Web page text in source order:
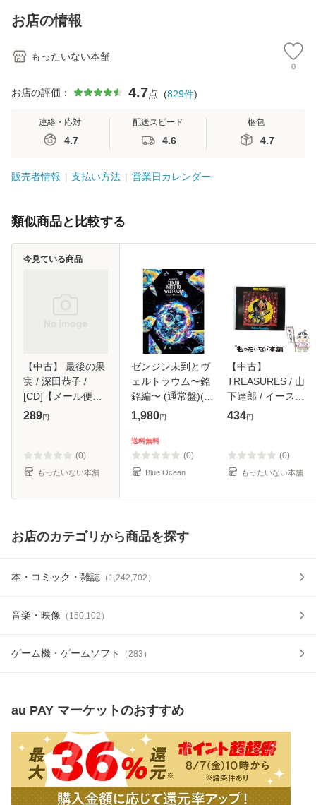
お店の情報
もったいない本舗
0
お店の評価： 4.7点 (829件)
連絡・応対
4.7
配送スピード
4.6
梱包
4.7
販売者情報 支払い方法 営業日カレンダー
類似商品と比較する
【中古】 最後の果
実 / 深田恭子 /
[CD]【メール便送
料無料】
289円
(0)
もったいない本舗
今見ている商品
ゼンジン未到とヴ
ェルトラウム〜銘
銘編〜 (通常盤)(2
枚組) [DVD]
1,980円
送料無料
(0)
Blue Ocean
【中古】
TREASURES / 山
下達郎 / イースト
ウエスト・ジャパ
434円
(0)
もったいない本舗
お店のカテゴリから商品を探す
本・コミック・雑誌 （ 1,242,702 ）
音楽・映像 （ 150,102 ）
ゲーム機・ゲームソフト （283 ）
au PAY マーケットのおすすめ